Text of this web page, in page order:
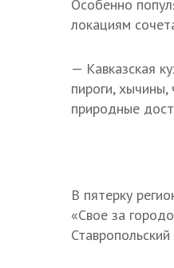
Особенно
локациям
— Кавказская
пироги,
природные
В пятерку
«Свое за
Ставропольский